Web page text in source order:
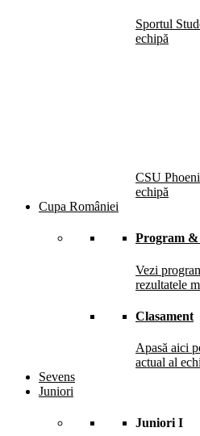
Sportul
echipă
CSU
echipă
Cupa României
Program &
Vezi
rezultatele
Clasament
Apasă aici
actual al
Sevens
Juniori
Juniori I